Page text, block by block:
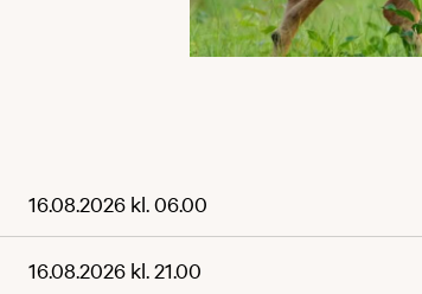
16.08.2026 kl. 06.00
16.08.2026 kl. 21.00